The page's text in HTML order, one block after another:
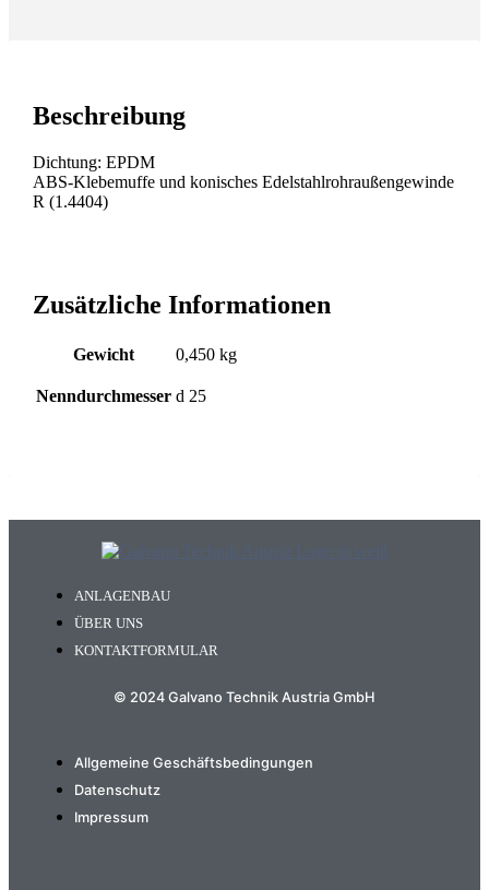
Beschreibung
Dichtung: EPDM
ABS-Klebemuffe und konisches Edelstahlrohraußengewinde
R (1.4404)
Zusätzliche Informationen
Gewicht 0,450 kg
Nenndurchmesser d 25
ANLAGENBAU
ÜBER UNS
KONTAKTFORMULAR
© 2024 Galvano Technik Austria GmbH
Allgemeine Geschäftsbedingungen
Datenschutz
Impressum